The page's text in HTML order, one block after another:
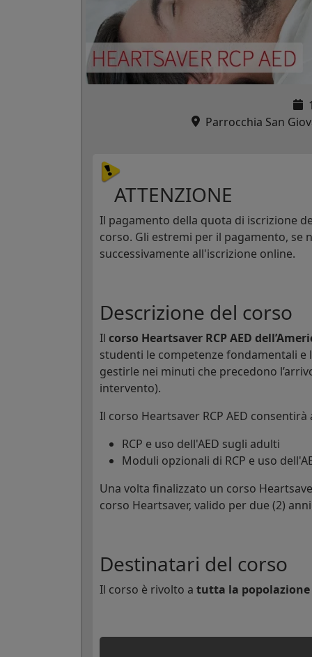
Parrocchia San
ATTENZIONE
Il pagamento della quota di iscrizione
corso. Gli estremi per il pagamento, se
successivamente all'iscrizione online.
Descrizione del corso
Il corso Heartsaver RCP AED
studenti le competenze fondamentali e
gestirle nei minuti che precedono
intervento).
Il corso Heartsaver RCP AED
RCP e uso dell'AED sugli adulti
Moduli opzionali di RCP e uso
Una volta finalizzato un corso
corso Heartsaver, valido per due (2)
Destinatari del corso
Il corso è rivolto a tutta la popolazione